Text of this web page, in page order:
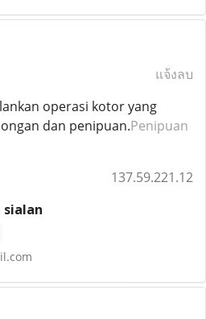
แจ้งลบ
operasi kotor yang
dan penipuan.Penipuan
137.59.221.12
sialan